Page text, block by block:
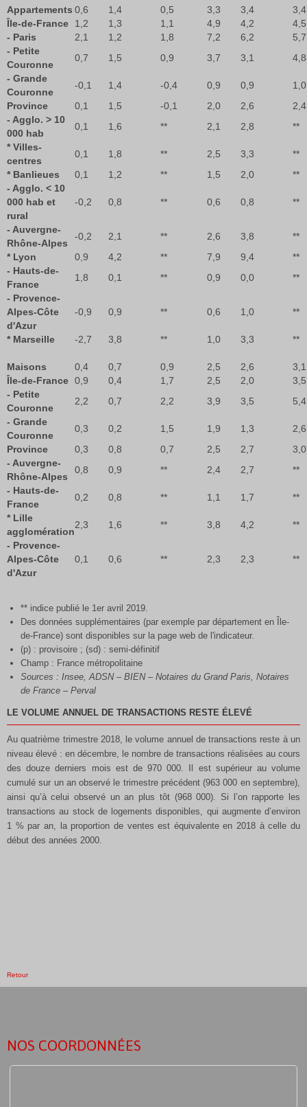
Appartements 0,6 1,4 0,5 3,3 3,4
3,4
Île-de-France
1,2 1,3 1,1 4,9 4,2
4,5
- Paris
2,1 1,2 1,8 7,2 6,2
5,7
- Petite
Couronne
0,7 1,5 0,9 3,7 3,1
4,8
- Grande
Couronne
-0,1 1,4 -0,4 0,9 0,9
1,0
Province
0,1 1,5 -0,1 2,0 2,6
2,4
- Agglo. > 10
000 hab
0,1 1,6 ** 2,1 2,8
**
* Villes-
centres
0,1 1,8 ** 2,5 3,3
**
* Banlieues
0,1 1,2 ** 1,5 2,0
**
- Agglo. < 10
000 hab et
rural
-0,2 0,8 ** 0,6 0,8 **
- Auvergne-
Rhône-Alpes
-0,2 2,1 ** 2,6 3,8
**
* Lyon
0,9 4,2 ** 7,9 9,4
**
- Hauts-de-
France
1,8 0,1 ** 0,9 0,0
**
- Provence-
Alpes-Côte
d'Azur
-0,9 0,9 ** 0,6 1,0 **
* Marseille -2,7 3,8 ** 1,0 3,3 **
Maisons 0,4 0,7 0,9 2,5 2,6
3,1
Île-de-France 0,9 0,4 1,7 2,5 2,0
3,5
- Petite
Couronne
2,2 0,7 2,2 3,9 3,5
5,4
- Grande
Couronne
0,3 0,2 1,5 1,9 1,3
2,6
Province
0,3 0,8 0,7 2,5 2,7
3,0
- Auvergne-
Rhône-Alpes
0,8 0,9 ** 2,4 2,7
**
- Hauts-de-
France
0,2 0,8 ** 1,1 1,7
**
* Lille
agglomération
2,3 1,6 ** 3,8 4,2
**
- Provence-
Alpes-Côte
d'Azur
0,1 0,6 ** 2,3 2,3 **
** indice publié le 1er avril 2019.
Des données supplémentaires (par exemple par département en Île-
de-France) sont disponibles sur la page web de l'indicateur.
(p) : provisoire ; (sd) : semi-définitif
Champ : France métropolitaine
Sources : Insee, ADSN – BIEN – Notaires du Grand Paris, Notaires
de France – Perval
LE VOLUME ANNUEL DE TRANSACTIONS RESTE ÉLEVÉ
Au quatrième trimestre 2018, le volume annuel de transactions reste à un
niveau élevé : en décembre, le nombre de transactions réalisées au cours
des douze derniers mois est de 970 000. Il est supérieur au volume
cumulé sur un an observé le trimestre précédent (963 000 en septembre),
ainsi qu’à celui observé un an plus tôt (968 000). Si l’on rapporte les
transactions au stock de logements disponibles, qui augmente d’environ
1 % par an, la proportion de ventes est équivalente en 2018 à celle du
début des années 2000.
Retour
NOS COORDONNÉES